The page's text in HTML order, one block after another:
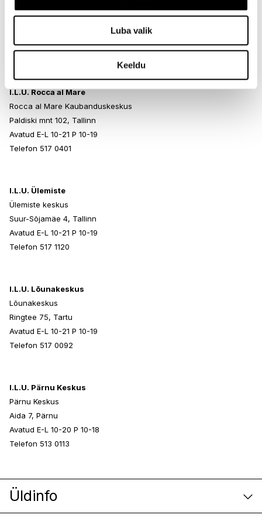
Luba valik
Keeldu
Kristiine Kaubanduskeskus
Telefon 517 1040
I.L.U. Rocca al Mare
Rocca al Mare Kaubanduskeskus
Paldiski mnt 102, Tallinn
Avatud E-L 10-21 P 10-19
Telefon 517 0401
I.L.U. Ülemiste
Ülemiste keskus
Suur-Sõjamäe 4, Tallinn
Avatud E-L 10-21 P 10-19
Telefon 517 1120
I.L.U. Lõunakeskus
Lõunakeskus
Ringtee 75, Tartu
Avatud E-L 10-21 P 10-19
Telefon 517 0092
I.L.U. Pärnu Keskus
Pärnu Keskus
Aida 7, Pärnu
Avatud E-L 10-20 P 10-18
Telefon 513 0113
Üldinfo